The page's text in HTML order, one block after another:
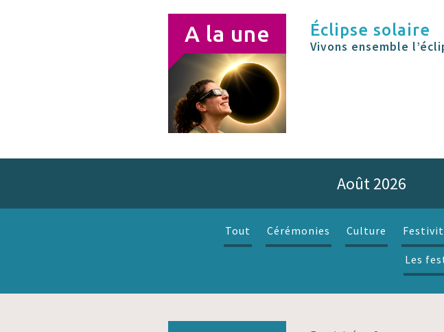
A la une Éclipse solaire
Vivons ensemble
Tout Cérémonies Culture
Les